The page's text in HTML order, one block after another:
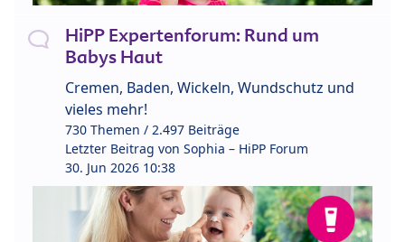
HiPP Expertenforum: Rund um
Babys Haut
Cremen, Baden, Wickeln, Wundschutz und
vieles mehr!
730 Themen / 2.497 Beiträge
Letzter Beitrag von Sophia – HiPP Forum
30. Jun 2026 10:38